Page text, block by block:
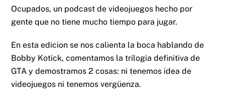
Ocupados, un podcast de videojuegos hecho por
gente que no tiene mucho tiempo para jugar.
En esta edicion se nos calienta la boca hablando de
Bobby Kotick, comentamos la trilogia definitiva de
GTA y demostramos 2 cosas: ni tenemos idea de
videojuegos ni tenemos vergüenza.